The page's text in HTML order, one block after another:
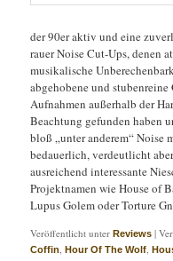
der 90er aktiv und eine
rauer Noise Cut-Ups, denen
musikalische
abgehobene und
Aufnahmen außerhalb der
Beachtung gefunden haben
bloß „unter anderem“ Noise
bedauerlich, verdeutlicht
ausreichend interessante
Projektnamen wie House of
Lupus Golem oder Torture
Veröffentlicht unter Reviews |
Coffin ,Hour Of The Wolf ,